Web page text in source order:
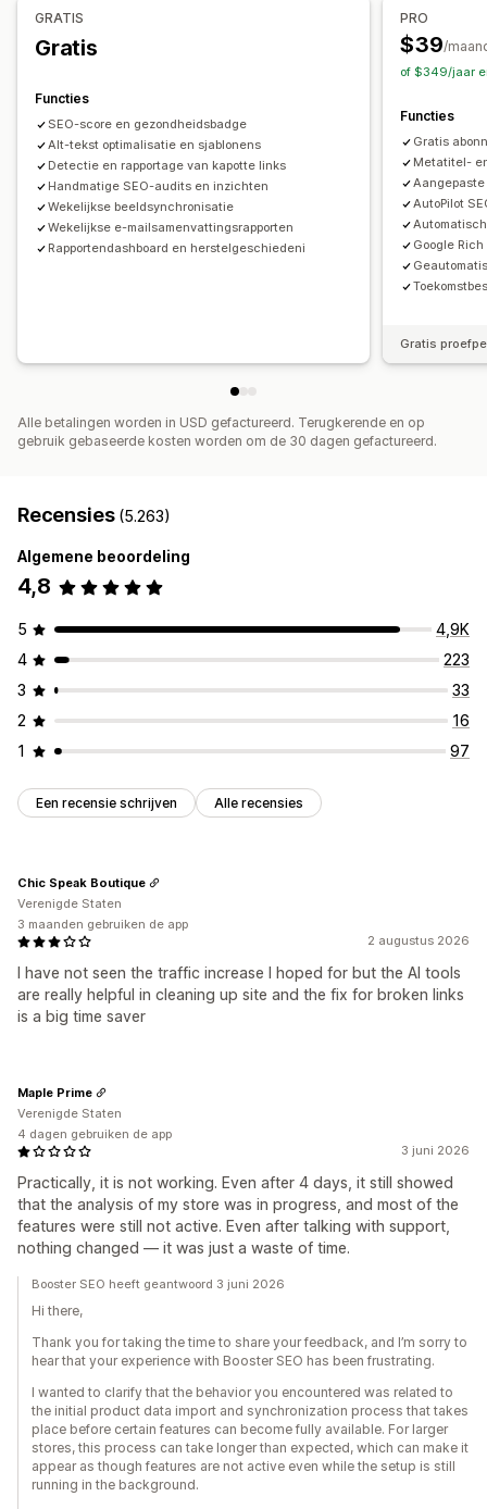
Snelheidsoptimalisatie
Optimalisatie van metagegevens
Thema-optimalisatie
Prestaties bijhouden
SEO-score Audits Rapportage
Analytics Trefwoordanalyse Snelheidsanalyse
Linkanalyse Contentanalyse
Websiteverkeer
Grootte aanpassen
GRATIS
Gratis
Functies
SEO-score en gezondheidsbadge
Alt-tekst optimalisatie en sjablonens
Detectie en rapportage van kapotte links
Handmatige SEO-audits en inzichten
Wekelijkse beeldsynchronisatie
Wekelijkse e-mailsamenvattingsrapporten
Rapportendashboard en herstelgeschiedeni
PRO
$39/
of $349/jaar
Functies
Gratis
Metatitel-
AutoPilot
Google
Gratis
Alle betalingen worden in USD gefactureerd. Terugkerende en op
gebruik gebaseerde kosten worden om de 30 dagen gefactureerd.
Recensies (5.263)
Algemene beoordeling
4,8
5
4,9K
4
223
3
33
2
16
1
97
Een recensie schrijven Alle recensies
2 augustus 2026
I have not seen the traffic increase I hoped for but the AI tools
are really helpful in cleaning up site and the fix for broken links
is a big time saver
Chic Speak Boutique
Verenigde Staten
3 maanden gebruiken de app
3 juni 2026
Practically, it is not working. Even after 4 days, it still showed
that the analysis of my store was in progress, and most of the
features were still not active. Even after talking with support,
nothing changed — it was just a waste of time.
Maple Prime
Verenigde Staten
4 dagen gebruiken de app
Booster SEO heeft geantwoord 3 juni 2026
Hi there,
Thank you for taking the time to share your feedback, and I’m sorry to
hear that your experience with Booster SEO has been frustrating.
I wanted to clarify that the behavior you encountered was related to
the initial product data import and synchronization process that takes
place before certain features can become fully available. For larger
stores, this process can take longer than expected, which can make it
appear as though features are not active even while the setup is still
running in the background.